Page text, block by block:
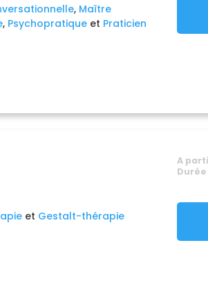
Maître
Psychopratique
Praticien
Gestalt-thérapie
A